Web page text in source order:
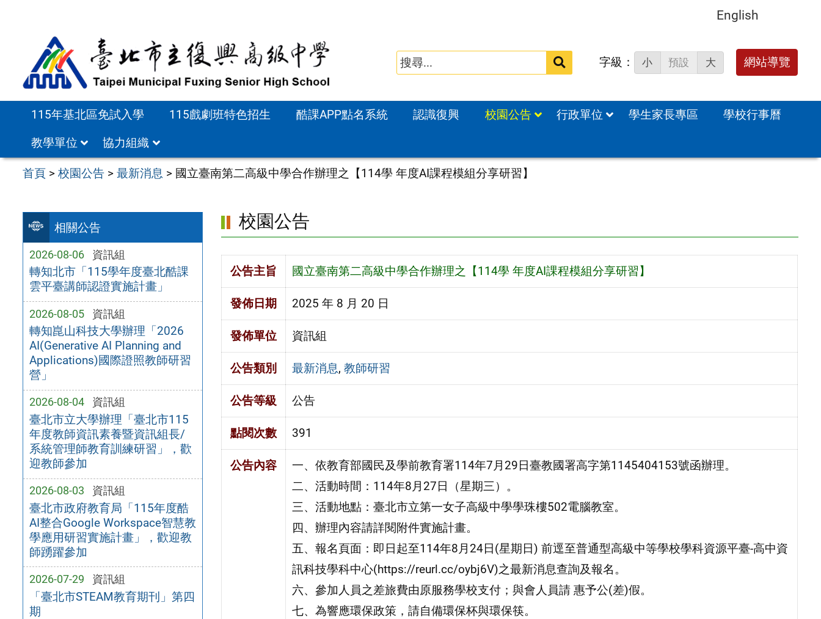
English
搜
字級： 小 預設 大 網站導覽
115年基北區免試入學 115戲劇班特色招生 酷課APP點名系統 認識復興 校園公告 行政單位 學生家長專區
學校行事曆
教學單位
協力組織
首頁 >校園公告 >最新消息 > 國立臺南第二高級中學合作辦理之【114學 年度AI課程模組分享研習】
相關公告
2026-08-06 資訊組
轉知北市「115學年度臺北酷課
雲平臺講師認證實施計畫」
2026-08-05 資訊組
轉知崑山科技大學辦理「2026
AI(Generative AI Planning and
Applications)國際證照教師研習
營」
2026-08-04 資訊組
臺北市立大學辦理「臺北市115
年度教師資訊素養暨資訊組長/
系統管理師教育訓練研習」，歡
迎教師參加
2026-08-03 資訊組
臺北市政府教育局「115年度酷
AI整合Google Workspace智慧教
學應用研習實施計畫」，歡迎教
師踴躍參加
2026-07-29 資訊組
「臺北市STEAM教育期刊」第四
期
校園公告
公告主旨 國立臺南第二高級中學合作辦理之【114學 年度AI課程模組分享研習】
發佈日期 2025 年 8 月 20 日
發佈單位 資訊組
公告類別 最新消息, 教師研習
公告等級 公告
點閱次數 391
公告內容
一、依教育部國民及學前教育署114年7月29日臺教國署高字第1145404153號函辦理。
二、活動時間：114年8月27日（星期三）。
三、活動地點：臺北市立第一女子高級中學學珠樓502電腦教室。
四、辦理內容請詳閱附件實施計畫。
五、報名頁面：即日起至114年8月24日(星期日) 前逕至普通型高級中等學校學科資源平臺-高中資
訊科技學科中心(https://reurl.cc/oybj6V)之最新消息查詢及報名。
六、參加人員之差旅費由原服務學校支付；與會人員請 惠予公(差)假。
七、為響應環保政策，請自備環保杯與環保筷。